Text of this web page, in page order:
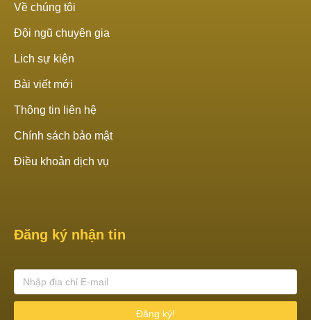
Về chúng tôi
Đội ngũ chuyên gia
Lich sự kiện
Bài viết mới
Thông tin liên hệ
Chính sách bảo mật
Điều khoản dịch vụ
Đăng ký nhận tin
Đăng ký!